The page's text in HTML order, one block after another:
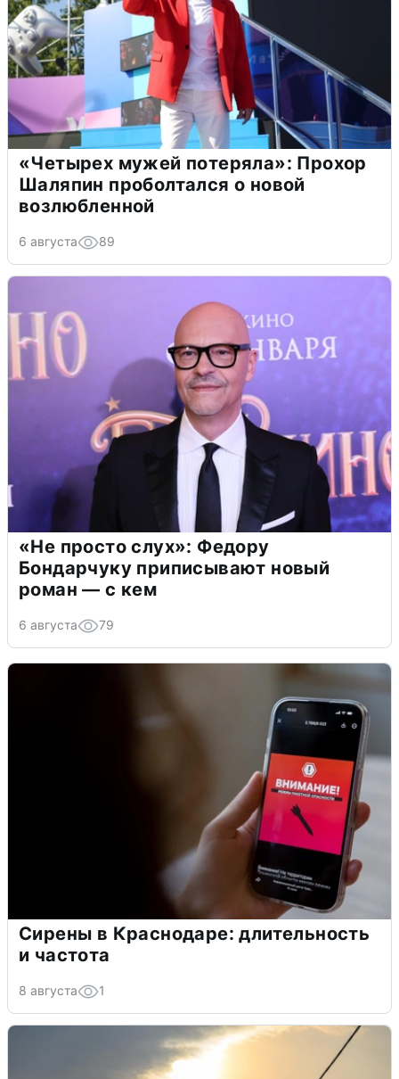
«Четырех мужей потеряла»: Прохор
Шаляпин проболтался о новой
возлюбленной
6 августа 89
«Не просто слух»: Федору
Бондарчуку приписывают новый
роман — с кем
6 августа 79
Сирены в Краснодаре: длительность
и частота
8 августа 1